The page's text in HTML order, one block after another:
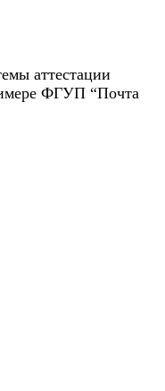
аттестации
ФГУП “Почта